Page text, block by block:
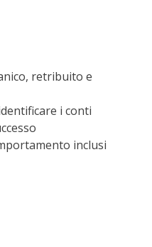
retribuito e
i conti
inclusi